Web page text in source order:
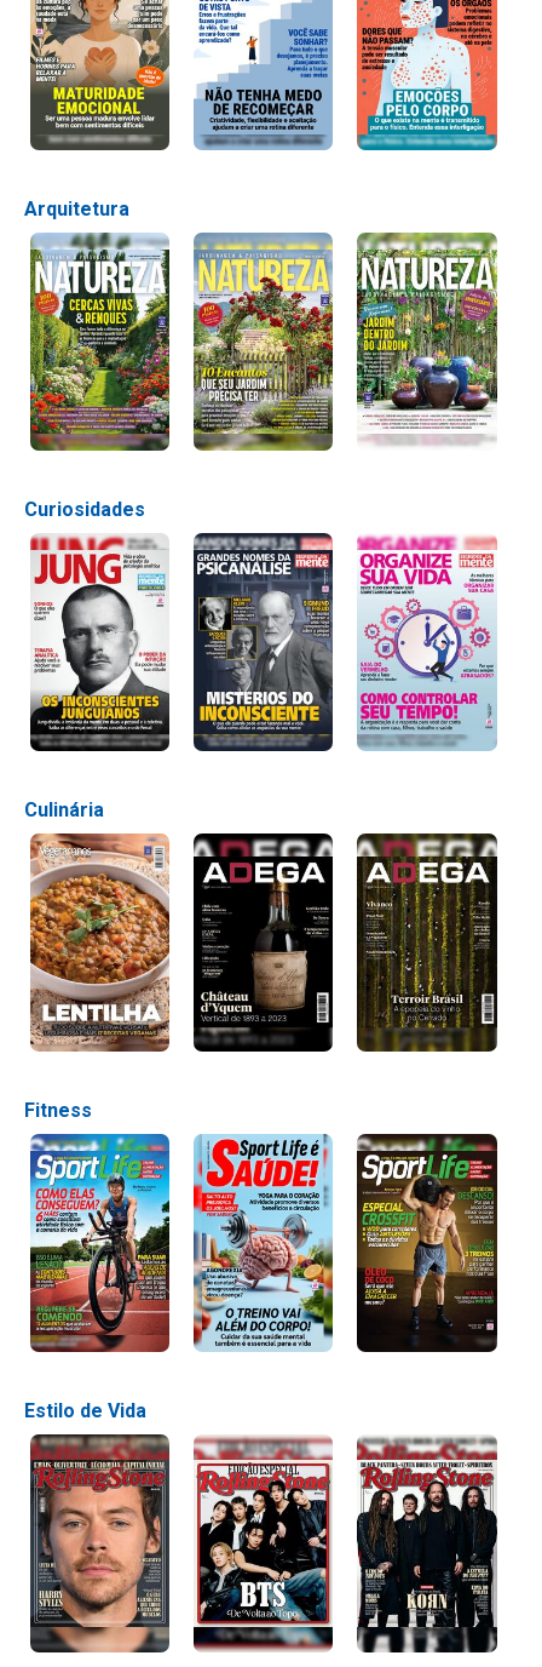
Arquitetura
Curiosidades
Culinária
Fitness
Estilo de Vida